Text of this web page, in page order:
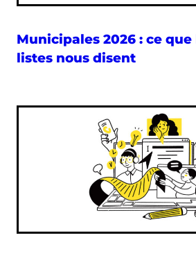
Municipales 2026 : ce que
listes nous disent